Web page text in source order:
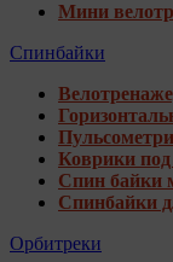
Мини
Спинбайки
Пульсометри
Коврики
Спин байки
Спинбайки
Орбитреки